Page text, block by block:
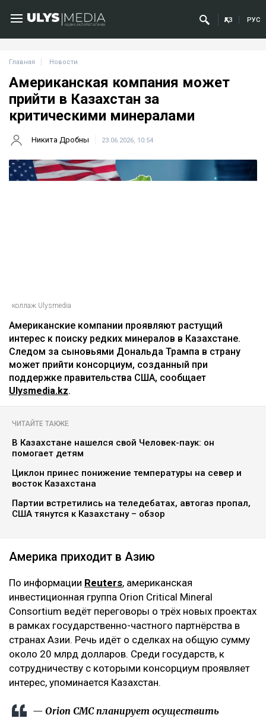
ҚАЗ РУС
Главная Новости
Американская компания может
прийти в Казахстан за
критическими минералами
Никита Дробны 23.06.2026, 10:54
коллаж Ulysmedia
Американские компании проявляют растущий
интерес к поиску редких минералов в Казахстане.
Следом за сыновьями Дональда Трампа в страну
может прийти консорциум, созданный при
поддержке правительства США, сообщает
Ulysmedia.kz.
ЧИТАЙТЕ ТАКЖЕ
В Казахстане нашелся свой Человек-паук: он
помогает детям
Циклон принес понижение температуры на север и
восток Казахстана
Партии встретились на теледебатах, автогаз пропал,
США тянутся к Казахстану – обзор
Америка приходит в Азию
По информации Reuters, американская
инвестиционная группа Orion Critical Mineral
Consortium ведёт переговоры о трёх новых проектах
в рамках государственно-частного партнёрства в
странах Азии. Речь идёт о сделках на общую сумму
около 20 млрд долларов. Среди государств, к
сотрудничеству с которыми консорциум проявляет
интерес, упоминается Казахстан.
— Orion CMC планирует осуществить